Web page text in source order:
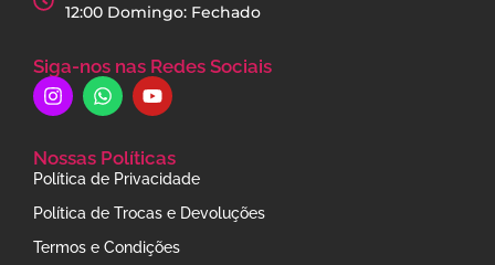
12:00 Domingo: Fechado
Siga-nos nas Redes Sociais
Nossas Políticas
Política de Privacidade
Política de Trocas e Devoluções
Termos e Condições